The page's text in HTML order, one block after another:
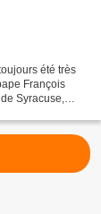
été très
François
Syracuse,